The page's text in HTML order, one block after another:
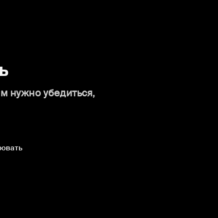
нужно убедиться,